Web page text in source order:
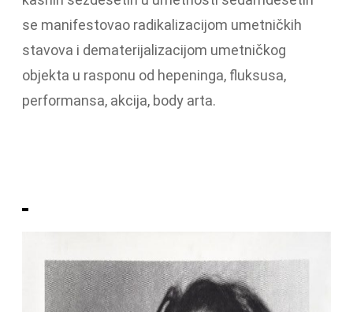
se manifestovao radikalizacijom umetničkih
stavova i dematerijalizacijom umetničkog
objekta u rasponu od hepeninga, fluksusa,
performansa, akcija, body arta.